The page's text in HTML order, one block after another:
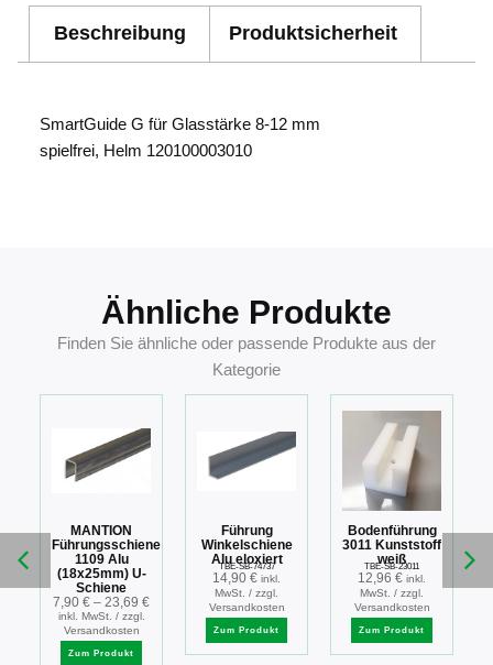
Beschreibung Produktsicherheit
SmartGuide G für Glasstärke 8-12 mm
spielfrei, Helm 120100003010
Ähnliche Produkte
Finden Sie ähnliche oder passende Produkte aus der
Kategorie
MANTION
Führungsschiene
1109 Alu
(18x25mm) U-
Schiene
7,90 € – 23,69 €
inkl. MwSt. / zzgl.
Versandkosten
Zum Produkt
Führung
Winkelschiene
Alu eloxiert
TBE-SB-74737
14,90 € inkl.
MwSt. / zzgl.
Versandkosten
Zum Produkt
Bodenführung
3011 Kunststoff
weiß
TBE-SB-23011
12,96 € inkl.
MwSt. / zzgl.
Versandkosten
Zum Produkt